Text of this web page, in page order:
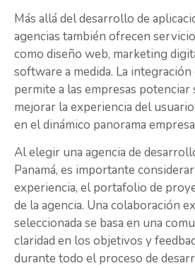
Más allá del desarrollo de
agencias también ofrecen
como diseño web, marketing
software a medida. La
permite a las empresas potenciar
mejorar la experiencia del
en el dinámico panorama
Al elegir una agencia de
Panamá, es importante
experiencia, el portafolio de
de la agencia. Una colaboración
seleccionada se basa en una
claridad en los objetivos y
durante todo el proceso de